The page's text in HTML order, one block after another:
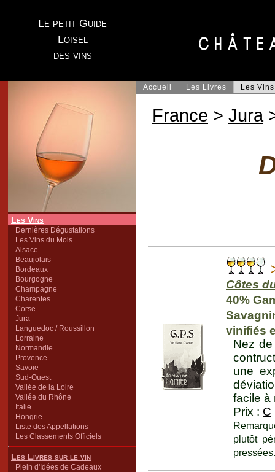
Le petit Guide
Loisel
des vins
Les Vins
Dernières Dégustations
Les Vins du Mois
Alsace
Beaujolais
Bordeaux
Bourgogne
Champagne
Charentes
Corse
Jura
Languedoc / Roussillon
Lorraine
Normandie
Provence
Savoie
Sud-Ouest
Vallée de la Loire
Vallée du Rhône
Italie
Hongrie
Liste des Appellations
Les Classements Officiels
Les Livres sur le vin
Plein d'Idées de Cadeaux
Accueil Les Livres Les Vins
France > Jura
Côtes
40%
vinifiés
Nez
une
facile à
Prix : C
plutôt
pressées.